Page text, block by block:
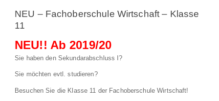
NEU – Fachoberschule Wirtschaft – Klasse
11
NEU!! Ab 2019/20
Sie haben den Sekundarabschluss I?
Sie möchten evtl. studieren?
Besuchen Sie die Klasse 11 der Fachoberschule Wirtschaft!